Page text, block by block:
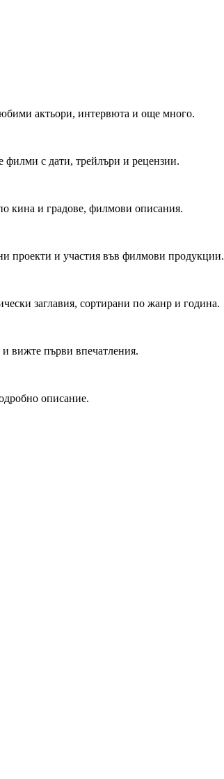
актьори, интервюта и още много.
филми с дати, трейлъри и рецензии.
кина и градове, филмови описания.
проекти и участия във филмови продукции.
заглавия, сортирани по жанр и година.
вижте първи впечатления.
описание.